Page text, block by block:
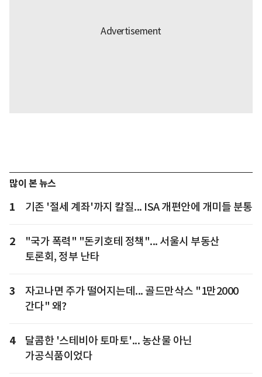
많이 본 뉴스
1 기존 '절세 계좌'까지 칼질... ISA 개편안에 개미들 분통
2
"국가 폭력" "돈키호테 정책"... 서울시 부동산
토론회, 정부 난타
3
자고나면 주가 떨어지는데... 골드만삭스 "1만2000
간다" 왜?
4
달콤한 '스테비아 토마토'... 농산물 아닌
가공식품이었다